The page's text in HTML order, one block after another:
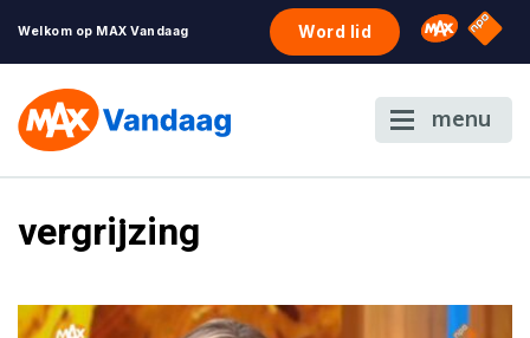
Welkom op MAX Vandaag Word lid Omroep
NPO
menu
vergrijzing